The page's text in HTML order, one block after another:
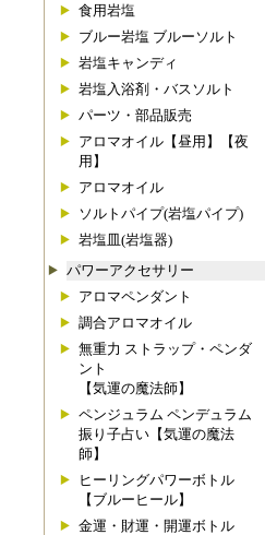
食用岩塩
ブルー岩塩 ブルーソルト
岩塩キャンディ
岩塩入浴剤・バスソルト
パーツ・部品販売
アロマオイル【昼用】【夜
用】
アロマオイル
ソルトパイプ(岩塩パイプ)
岩塩皿(岩塩器)
パワーアクセサリー
アロマペンダント
調合アロマオイル
無重力 ストラップ・ペンダ
ント
【気運の魔法師】
ペンジュラム ペンデュラム
振り子占い【気運の魔法
師】
ヒーリングパワーボトル
【ブルーヒール】
金運・財運・開運ボトル